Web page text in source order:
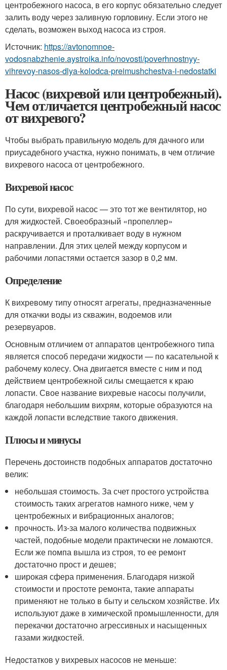
центробежного насоса, в его корпус обязательно следует
залить воду через заливную горловину. Если этого не
сделать, возможен выход насоса из строя.
Источник: https://avtonomnoe-
vodosnabzhenie.aystroika.info/novosti/poverhnostnyy-
vihrevoy-nasos-dlya-kolodca-preimushchestva-i-nedostatki
Насос (вихревой или центробежный).
Чем отличается центробежный насос
от вихревого?
Чтобы выбрать правильную модель для дачного или
приусадебного участка, нужно понимать, в чем отличие
вихревого насоса от центробежного.
Вихревой насос
По сути, вихревой насос — это тот же вентилятор, но
для жидкостей. Своеобразный «пропеллер»
раскручивается и проталкивает воду в нужном
направлении. Для этих целей между корпусом и
рабочими лопастями остается зазор в 0,2 мм.
Определение
К вихревому типу относят агрегаты, предназначенные
для откачки воды из скважин, водоемов или
резервуаров.
Основным отличием от аппаратов центробежного типа
является способ передачи жидкости — по касательной к
рабочему колесу. Она двигается вместе с ним и под
действием центробежной силы смещается к краю
лопасти. Свое название вихревые насосы получили,
благодаря небольшим вихрям, которые образуются на
каждой лопасти вследствие такого движения.
Плюсы и минусы
Перечень достоинств подобных аппаратов достаточно
велик:
небольшая стоимость. За счет простого устройства
стоимость таких агрегатов намного ниже, чем у
центробежных и вибрационных аналогов;
прочность. Из-за малого количества подвижных
частей, подобные модели практически не ломаются.
Если же помпа вышла из строя, то ее ремонт
достаточно прост и дешев;
широкая сфера применения. Благодаря низкой
стоимости и простоте ремонта, такие аппараты
применяют не только в быту и сельском хозяйстве. Их
используют даже в химической промышленности, для
перекачки достаточно агрессивных и насыщенных
газами жидкостей.
Недостатков у вихревых насосов не меньше: